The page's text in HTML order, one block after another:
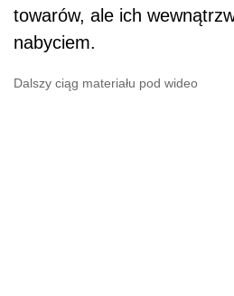
towarów, ale ich
nabyciem.
Dalszy ciąg materiału pod wideo